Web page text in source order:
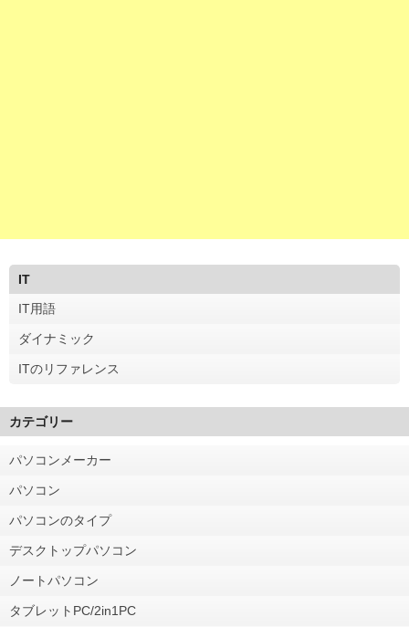
IT
IT用語
ダイナミック
ITのリファレンス
カテゴリー
パソコンメーカー
パソコン
パソコンのタイプ
デスクトップパソコン
ノートパソコン
タブレットPC/2in1PC